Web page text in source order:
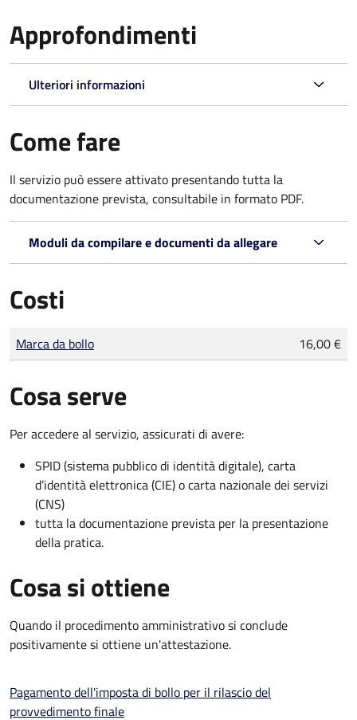
Approfondimenti
Ulteriori informazioni
Come fare
Il servizio può essere attivato presentando tutta la
documentazione prevista, consultabile in formato PDF.
Moduli da compilare e documenti da allegare
Costi
Tipo di pagamento
Importo
Marca da bollo 16,00 €
Cosa serve
Per accedere al servizio, assicurati di avere:
SPID (sistema pubblico di identità digitale), carta
d’identità elettronica (CIE) o carta nazionale dei servizi
(CNS)
tutta la documentazione prevista per la presentazione
della pratica.
Cosa si ottiene
Quando il procedimento amministrativo si conclude
positivamente si ottiene un'attestazione.
Pagamento dell'imposta di bollo per il rilascio del
provvedimento finale